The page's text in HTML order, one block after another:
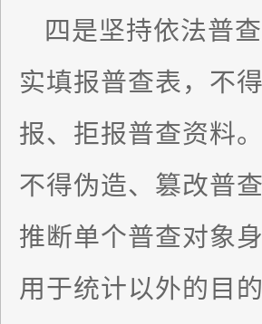
四是坚持依法普
实填报普查表，不
报、拒报普查资料
不得伪造、篡改普
推断单个普查对象
用于统计以外的目的